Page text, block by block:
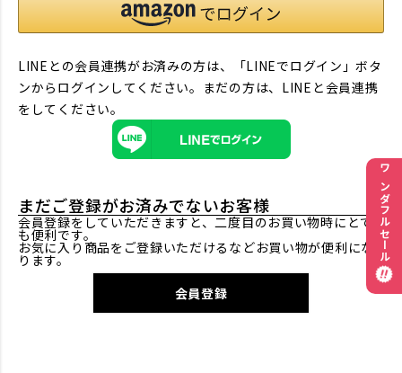
LINEとの会員連携がお済みの方は、「LINEでログイン」ボタ
ンからログインしてください。まだの方は、 LINEと会員連携
をしてください。
まだご登録がお済みでないお客様
会員登録をしていただきますと、二度目のお買い物時にとて
も便利です。
お気に入り商品をご登録いただけるなどお買い物が便利にな
ります。
会員登録
ワンダフルセール